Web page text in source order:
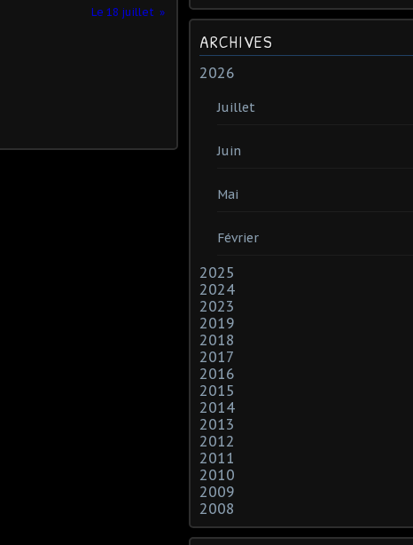
Le 18 juillet
ARCHIVES
2026
Juillet
Juin
Mai
Février
2025
2024
2023
2019
2018
2017
2016
2015
2014
2013
2012
2011
2010
2009
2008